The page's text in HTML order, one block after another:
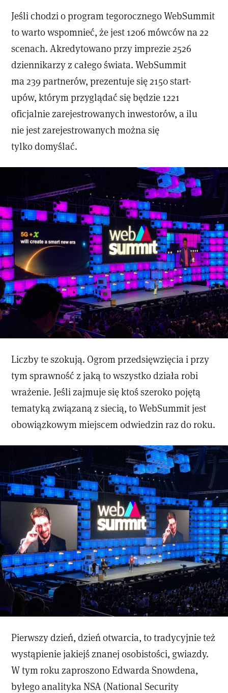
Jeśli chodzi o program tegorocznego WebSummit
to warto wspomnieć, że jest 1206 mówców na 22
scenach. Akredytowano przy imprezie 2526
dziennikarzy z całego świata. WebSummit
ma 239 partnerów, prezentuje się 2150 start-
upów, którym przyglądać się będzie 1221
oficjalnie zarejestrowanych inwestorów, a ilu
nie jest zarejestrowanych można się
tylko domyślać.
Liczby te szokują. Ogrom przedsięwzięcia i przy
tym sprawność z jaką to wszystko działa robi
wrażenie. Jeśli zajmuje się ktoś szeroko pojętą
tematyką związaną z siecią, to WebSummit jest
obowiązkowym miejscem odwiedzin raz do roku.
Pierwszy dzień, dzień otwarcia, to tradycyjnie też
wystąpienie jakiejś znanej osobistości, gwiazdy.
W tym roku zaproszono Edwarda Snowdena,
byłego analityka NSA (National Security